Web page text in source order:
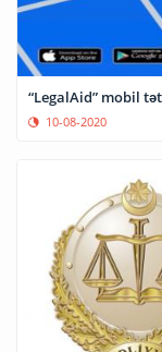
“LegalAid” mobil
10-08-2020